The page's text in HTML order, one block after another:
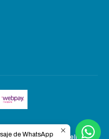
por Jumpseller.
de WhatsApp